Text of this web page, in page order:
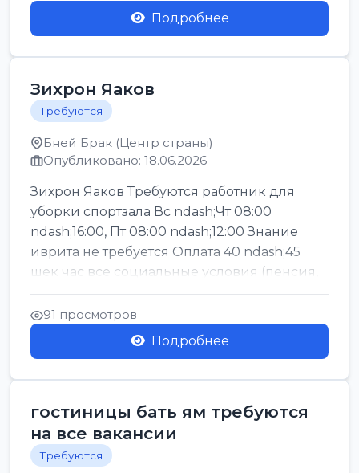
Подробнее
Зихрон Яаков
Требуются
Бней Брак (Центр страны)
Опубликовано: 18.06.2026
Зихрон Яаков Требуются работник для
уборки спортзала Вс ndash;Чт 08:00
ndash;16:00, Пт 08:00 ndash;12:00 Знание
иврита не требуется Оплата 40 ndash;45
шек час все социальные условия (пенсия,
керен ишт...
91 просмотров
Подробнее
гостиницы бать ям требуются
на все вакансии
Требуются